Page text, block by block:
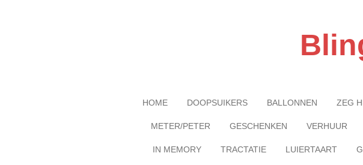
HOME DOOPSUIKERS BALLONNEN ZEG
METER/PETER GESCHENKEN VERHUUR
IN MEMORY TRACTATIE LUIERTAART